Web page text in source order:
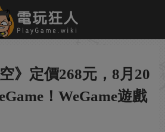
》定價268元，8月20
！WeGame遊戲